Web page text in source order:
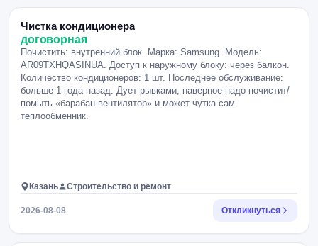
Чистка кондиционера
договорная
Почистить: внутренний блок. Марка: Samsung. Модель:
AR09TXHQASINUA. Доступ к наружному блоку: через балкон.
Количество кондиционеров: 1 шт. Последнее обслуживание:
больше 1 года назад. Дует рывками, наверное надо почистит/
помыть «барабан-вентилятор» и может чутка сам
теплообменник.
Казань Строительство и ремонт
2026-08-08 Откликнуться